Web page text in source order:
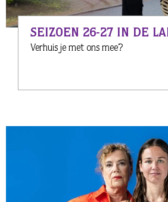
SEIZOEN 26-27 IN DE
Verhuis je met ons mee?